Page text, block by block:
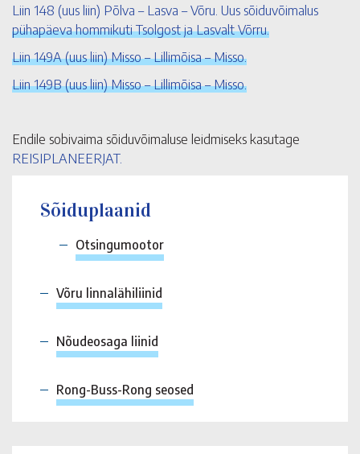
Liin 148 (uus liin) Põlva – Lasva – Võru. Uus sõiduvõimalus
pühapäeva hommikuti Tsolgost ja Lasvalt Võrru.
Liin 149A (uus liin) Misso – Lillimõisa – Misso.
Liin 149B (uus liin) Misso – Lillimõisa – Misso.
Endile sobivaima sõiduvõimaluse leidmiseks kasutage
REISIPLANEERJAT.
Sõiduplaanid
Otsingumootor
Võru linnalähiliinid
Nõudeosaga liinid
Rong-Buss-Rong seosed